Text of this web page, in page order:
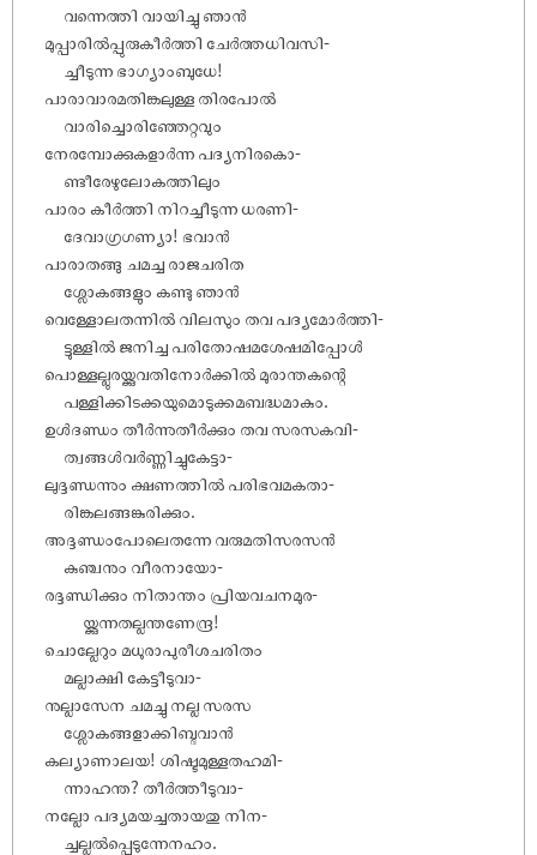
വന്നെത്തി വായിച്ചു ഞാൻ
മുപ്പാരിൽപ്പുരുകീർത്തി ചേർത്തധിവസി-
ച്ചീടുന്ന ഭാഗ്യാംബുധേ!
പാരാവാരമതിങ്കലുള്ള തിരപോൽ
വാരിച്ചൊരിഞ്ഞേറ്റവും
നേരമ്പോക്കുകളാർന്ന പദ്യനിരകൊ-
ണ്ടീരേഴുലോകത്തിലും
പാരം കീർത്തി നിറച്ചീടുന്ന ധരണി-
ദേവാഗ്രഗണ്യാ! ഭവാൻ
പാരാതങ്ങു ചമച്ച രാജചരിത
ശ്ലോകങ്ങളും കണ്ടു ഞാൻ
വെള്ളോലതന്നിൽ വിലസും തവ പദ്യമോർത്തി-
ട്ടുള്ളിൽ ജനിച്ച പരിതോ‌ഷമശേ‌ഷമിപ്പോൾ
പൊള്ളല്ലുരയ്ക്കുവതിനോർക്കിൽ മുരാന്തകന്റെ
പള്ളിക്കിടക്കയുമൊടുക്കമബദ്ധമാകും.
ഉൾദണ്ഡം തീർന്നുതീർക്കും തവ സരസകവി-
ത്വങ്ങൾവർണ്ണിച്ചുകേട്ടാ-
ലുദ്ദണ്ഡന്നും ക്ഷണത്തിൽ പരിഭവമകതാ-
രിങ്കലങ്ങങ്കുരിക്കും.
അദ്ദണ്ഡംപോലെതന്നേ വരുമതിസരസൻ
കുഞ്ചനും വീരനായോ-
രദ്ദണ്ഡിക്കും നിതാന്തം പ്രിയവചനമുര-
യ്ക്കുന്നതല്ലന്തണേന്ദ്ര!
ചൊല്ലേറും മധുരാപുരീശചരിതം
മല്ലാക്ഷി കേട്ടീടുവാ-
നുല്ലാസേന ചമച്ചു നല്ല സരസ
ശ്ലോകങ്ങളാക്കിബ്ഭവാൻ
കല്യാണാലയ! ശിഷ്ടമുള്ളതഹമി-
ന്നാഹന്ത? തീർത്തീടുവാ-
നല്ലോ പദ്യമയച്ചതായതു നിന-
ച്ചല്ലൽപ്പെടുന്നേനഹം.